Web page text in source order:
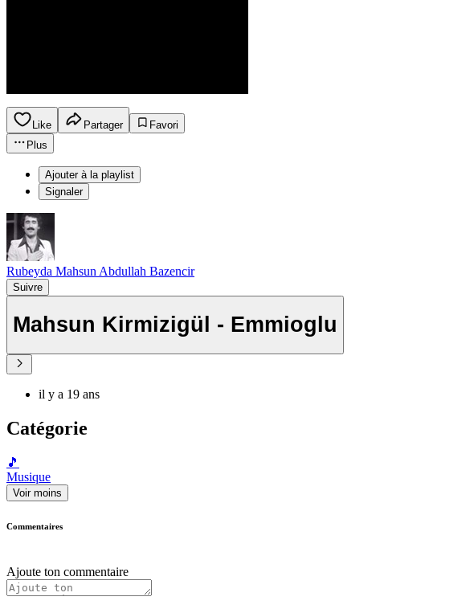
Like Partager
Favori
Plus
Ajouter à la playlist
Signaler
Rubeyda Mahsun Abdullah Bazencir
Suivre
Mahsun Kirmizigül - Emmioglu
il y a 19 ans
Catégorie
🎵
Musique
Voir moins
Commentaires
Ajoute ton commentaire